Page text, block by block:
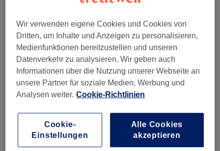
Damen - Haarschnitte & Styling
Damen - Farbe & Coloration 14
Haarkuren & Pflege 2) 89 €
Herren - Haarschnitte & Stylings (1)
Salonbewertungen
Wir verwenden eigene Cookies und Cookies von
Dritten, um Inhalte und Anzeigen zu personalisieren,
Medienfunktionen bereitzustellen und unseren
Datenverkehr zu analysieren. Wir geben auch
Informationen über die Nutzung unserer Webseite an
unsere Partner für soziale Medien, Werbung und
Analysen weiter. Cookie-Richtlinien
Cookie-
Einstellungen
Alle Cookies
akzeptieren